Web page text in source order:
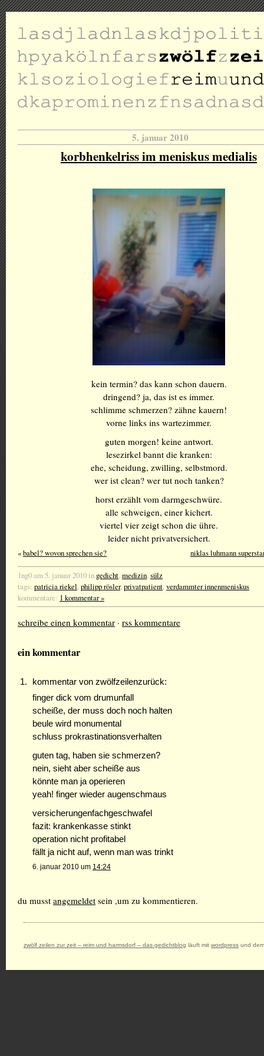
5. januar 2010
korbhenkelriss im meniskus medialis
kein termin? das kann schon dauern.
dringend? ja, das ist es immer.
schlimme schmerzen? zähne kauern!
vorne links ins wartezimmer.
guten morgen! keine antwort.
lesezirkel bannt die kranken:
ehe, scheidung, zwilling, selbstmord.
wer ist clean? wer tut noch tanken?
horst erzählt vom darmgeschwüre.
alle schweigen, einer kichert.
viertel vier zeigt schon die ühre.
leider nicht privatversichert.
«babel? wovon sprechen sie? niklas luhmann
1ng0 am 5. januar 2010 in gedicht,medizin,sülz
tags: patricia riekel,philipp rösler,privatpatient,verdammter innenmeniskus
kommentare: 1 kommentar »
schreibe einen kommentar · rss kommentare
ein kommentar
kommentar von zwölfzeilenzurück:
finger dick vom drumunfall
scheiße, der muss doch noch halten
beule wird monumental
schluss prokrastinationsverhalten
guten tag, haben sie schmerzen?
nein, sieht aber scheiße aus
könnte man ja operieren
yeah! finger wieder augenschmaus
versicherungenfachgeschwafel
fazit: krankenkasse stinkt
operation nicht profitabel
fällt ja nicht auf, wenn man was trinkt
6. januar 2010 um 14:24
du musst angemeldet sein ,um zu kommentieren.
zwölf zeilen zur zeit – reim und harmsdorf – das gedichtblog läuft mit wordpress und